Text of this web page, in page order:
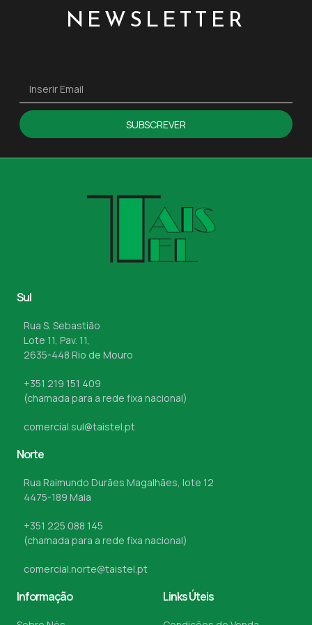
NEWSLETTER
SUBSCREVER
Sul
Rua S. Sebastião
Lote 11, Pav. 11,
2635-448 Rio de Mouro
+351 219 151 409
(chamada para a rede fixa nacional)
comercial.sul@taistel.pt
Norte
Rua Raimundo Durães Magalhães, lote 12
4475-189 Maia
+351 225 088 145
(chamada para a rede fixa nacional)
comercial.norte@taistel.pt
Informação Links Úteis